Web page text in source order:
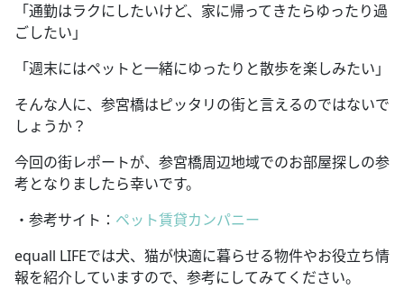
「通勤はラクにしたいけど、家に帰ってきたらゆったり過
ごしたい」
「週末にはペットと一緒にゆったりと散歩を楽しみたい」
そんな人に、参宮橋はピッタリの街と言えるのではないで
しょうか？
今回の街レポートが、参宮橋周辺地域でのお部屋探しの参
考となりましたら幸いです。
・参考サイト： ペット賃貸カンパニー
equall LIFEでは犬、猫が快適に暮らせる物件やお役立ち情
報を紹介していますので、参考にしてみてください。